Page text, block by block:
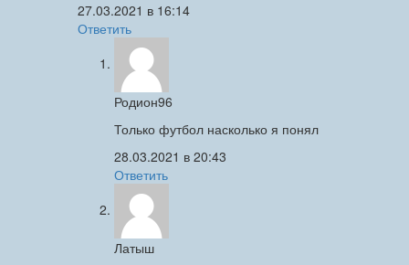
27.03.2021 в 16:14
Ответить
Родион96
Только футбол насколько я понял
28.03.2021 в 20:43
Ответить
Латыш